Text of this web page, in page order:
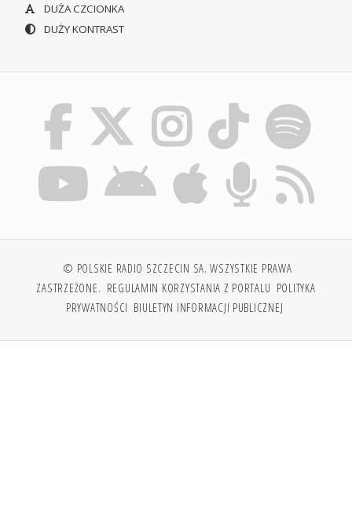
DUŻA CZCIONKA
DUŻY KONTRAST
© POLSKIE RADIO SZCZECIN SA. WSZYSTKIE PRAWA
ZASTRZEŻONE. REGULAMIN KORZYSTANIA Z PORTALU POLITYKA
PRYWATNOŚCI BIULETYN INFORMACJI PUBLICZNEJ